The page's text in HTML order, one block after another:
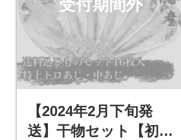
受付期間外
【2024年2月下旬発
送】干物セット【初島